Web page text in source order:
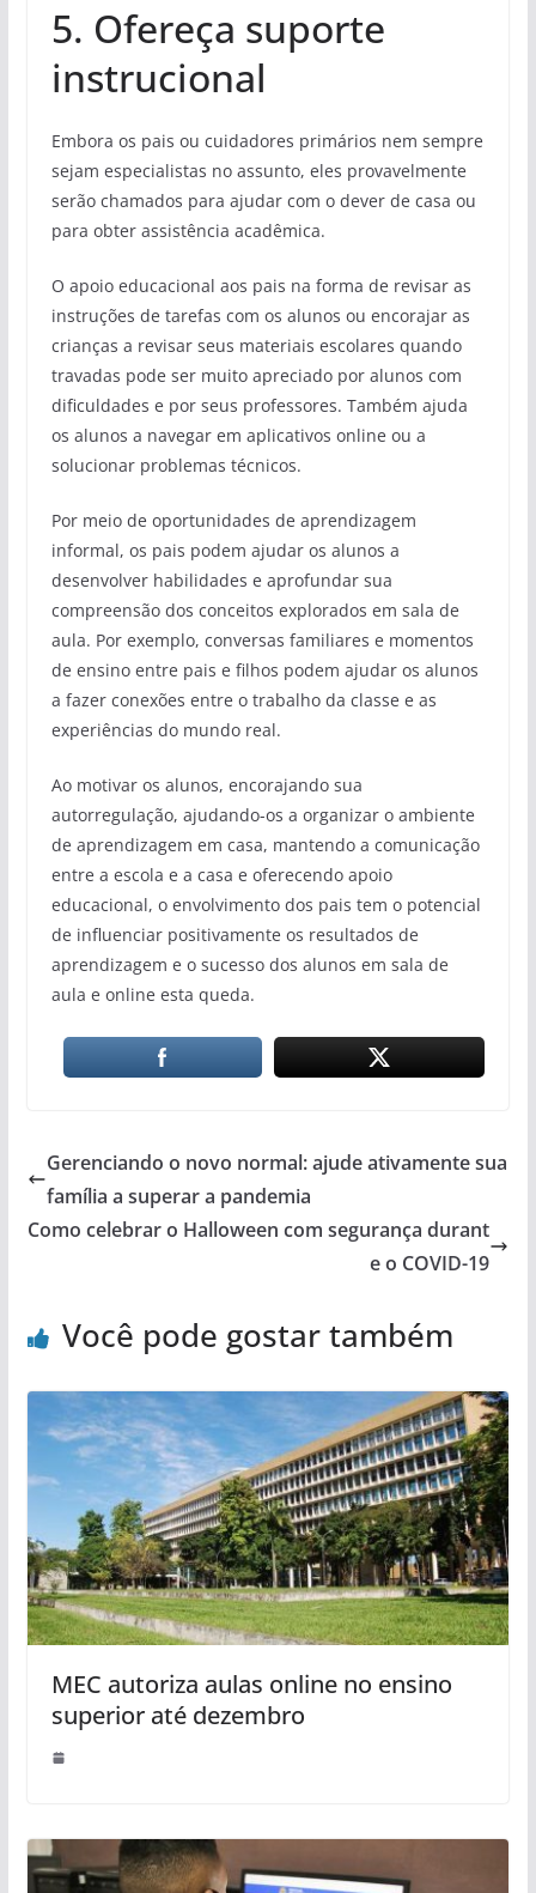
5. Ofereça suporte
instrucional
Embora os pais ou cuidadores primários nem sempre
sejam especialistas no assunto, eles provavelmente
serão chamados para ajudar com o dever de casa ou
para obter assistência acadêmica.
O apoio educacional aos pais na forma de revisar as
instruções de tarefas com os alunos ou encorajar as
crianças a revisar seus materiais escolares quando
travadas pode ser muito apreciado por alunos com
dificuldades e por seus professores. Também ajuda
os alunos a navegar em aplicativos online ou a
solucionar problemas técnicos.
Por meio de oportunidades de aprendizagem
informal, os pais podem ajudar os alunos a
desenvolver habilidades e aprofundar sua
compreensão dos conceitos explorados em sala de
aula. Por exemplo, conversas familiares e momentos
de ensino entre pais e filhos podem ajudar os alunos
a fazer conexões entre o trabalho da classe e as
experiências do mundo real.
Ao motivar os alunos, encorajando sua
autorregulação, ajudando-os a organizar o ambiente
de aprendizagem em casa, mantendo a comunicação
entre a escola e a casa e oferecendo apoio
educacional, o envolvimento dos pais tem o potencial
de influenciar positivamente os resultados de
aprendizagem e o sucesso dos alunos em sala de
aula e online esta queda.
Gerenciando o novo normal: ajude ativamente sua
família a superar a pandemia
Como celebrar o Halloween com segurança durant
e o COVID-19
Você pode gostar também
MEC autoriza aulas online no ensino
superior até dezembro